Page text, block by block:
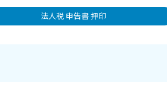
法人税 申告書 押印